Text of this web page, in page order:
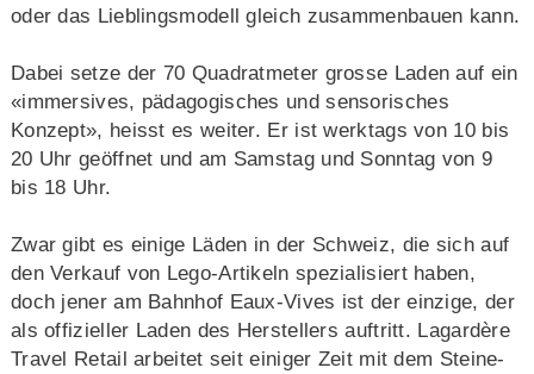
oder das Lieblingsmodell gleich zusammenbauen kann.
Dabei setze der 70 Quadratmeter grosse Laden auf ein
«immersives, pädagogisches und sensorisches
Konzept», heisst es weiter. Er ist werktags von 10 bis
20 Uhr geöffnet und am Samstag und Sonntag von 9
bis 18 Uhr.
Zwar gibt es einige Läden in der Schweiz, die sich auf
den Verkauf von Lego-Artikeln spezialisiert haben,
doch jener am Bahnhof Eaux-Vives ist der einzige, der
als offizieller Laden des Herstellers auftritt. Lagardère
Travel Retail arbeitet seit einiger Zeit mit dem Steine-